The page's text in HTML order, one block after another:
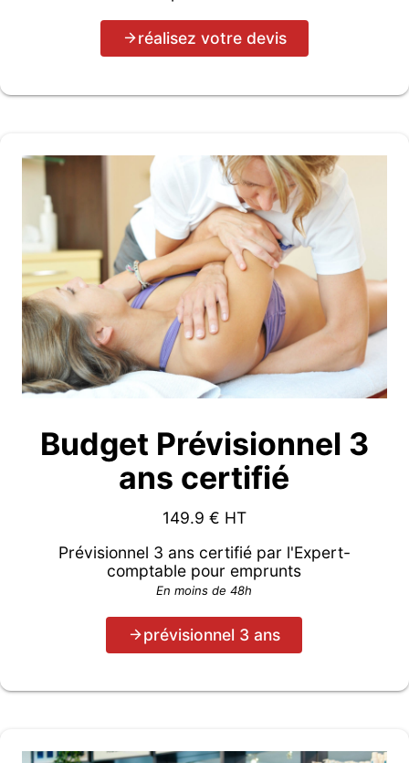
réalisez votre devis
Budget Prévisionnel 3
ans certifié
149.9 € HT
Prévisionnel 3 ans certifié par l'Expert-
comptable pour emprunts
En moins de 48h
prévisionnel 3 ans